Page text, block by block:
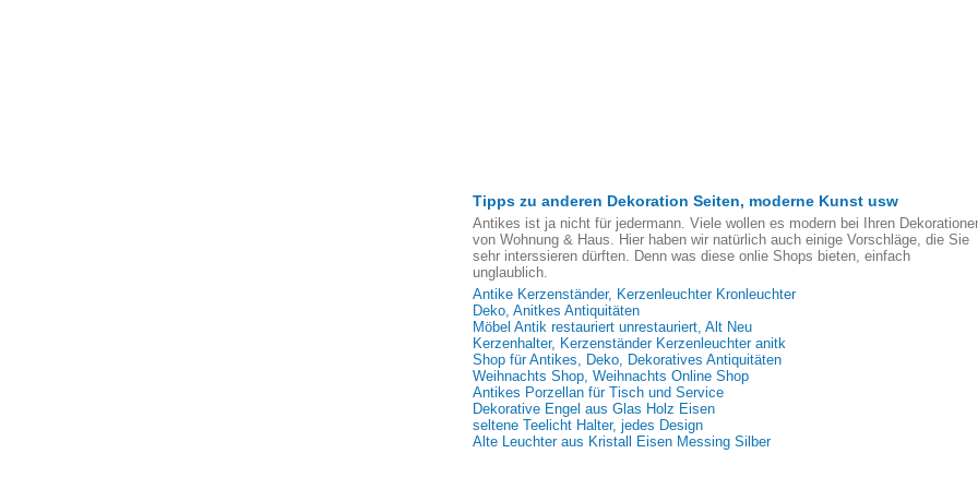
Tipps zu anderen Dekoration Seiten, moderne Kunst usw
Antikes ist ja nicht für jedermann. Viele wollen es modern bei Ihren
von Wohnung & Haus. Hier haben wir natürlich auch einige Vorschläge, die Sie
sehr interssieren dürften. Denn was diese onlie Shops bieten, einfach
unglaublich.
Antike Kerzenständer, Kerzenleuchter Kronleuchter
Deko, Anitkes Antiquitäten
Möbel Antik restauriert unrestauriert, Alt Neu
Kerzenhalter, Kerzenständer Kerzenleuchter anitk
Shop für Antikes, Deko, Dekoratives Antiquitäten
Weihnachts Shop, Weihnachts Online Shop
Antikes Porzellan für Tisch und Service
Dekorative Engel aus Glas Holz Eisen
seltene Teelicht Halter, jedes Design
Alte Leuchter aus Kristall Eisen Messing Silber